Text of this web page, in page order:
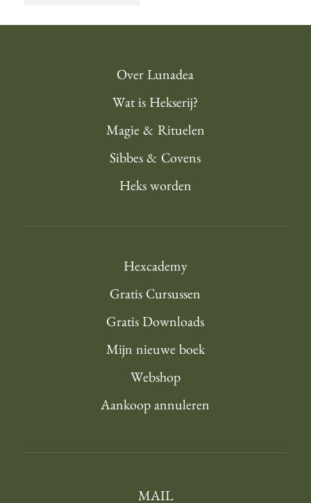
Over Lunadea
Wat is Hekserij?
Magie & Rituelen
Sibbes & Covens
Heks worden
Hexcademy
Gratis Cursussen
Gratis Downloads
Mijn nieuwe boek
Webshop
Aankoop annuleren
MAIL